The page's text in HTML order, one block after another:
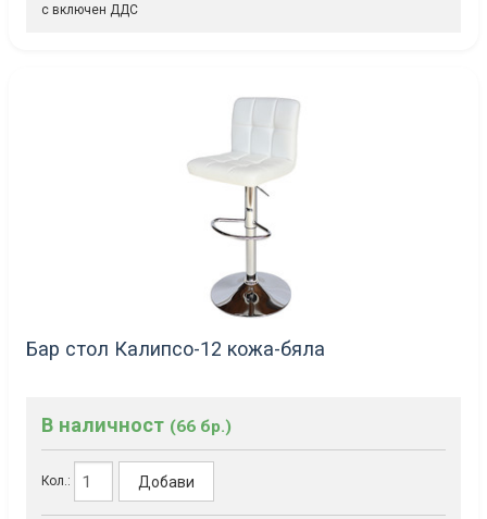
с включен ДДС
Бар стол Калипсо-12 кожа-бяла
В наличност (66 бр.)
Кол.: Добави